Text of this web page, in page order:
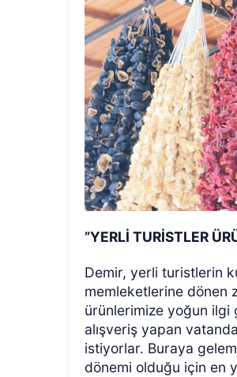
”YERLİ TURİSTLER
Demir, yerli turistlerin
memleketlerine dönen
ürünlerimize yoğun ilgi
alışveriş yapan
istiyorlar. Buraya
dönemi olduğu için en